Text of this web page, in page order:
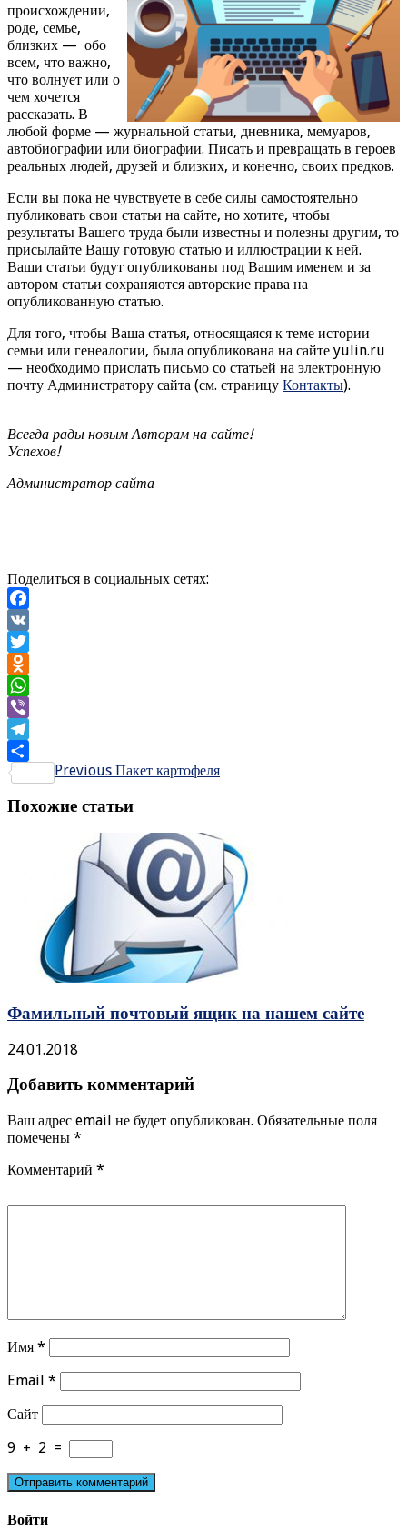
происхождении,
роде, семье,
близких — обо
всем, что важно,
что волнует или о
чем хочется
рассказать. В
любой форме — журнальной статьи, дневника, мемуаров,
автобиографии или биографии. Писать и превращать в героев
реальных людей, друзей и близких, и конечно, своих предков.
Если вы пока не чувствуете в себе силы самостоятельно
публиковать свои статьи на сайте, но хотите, чтобы
результаты Вашего труда были известны и полезны другим, то
присылайте Вашу готовую статью и иллюстрации к ней.
Ваши статьи будут опубликованы под Вашим именем и за
автором статьи сохраняются авторские права на
опубликованную статью.
Для того, чтобы Ваша статья, относящаяся к теме истории
семьи или генеалогии, была опубликована на сайте yulin.ru
— необходимо прислать письмо со статьей на электронную
почту Администратору сайта (см. страницу Контакты).
Всегда рады новым Авторам на сайте!
Успехов!
Администратор сайта
Поделиться в социальных сетях:
Facebook
VK
Twitter
Odnoklassniki
WhatsApp
Viber
Telegram
Отправить
Previous Пакет картофеля
Похожие статьи
Фамильный почтовый ящик на нашем сайте
24.01.2018
Добавить комментарий
Ваш адрес email не будет опубликован. Обязательные поля
помечены *
Комментарий *
Имя *
Email *
Сайт
9 + 2 =
Войти